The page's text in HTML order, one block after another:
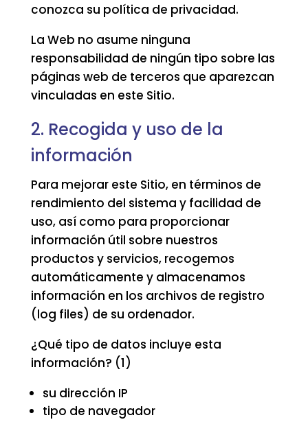
conozca su política de privacidad.
La Web no asume ninguna
responsabilidad de ningún tipo sobre las
páginas web de terceros que aparezcan
vinculadas en este Sitio.
2. Recogida y uso de la
información
Para mejorar este Sitio, en términos de
rendimiento del sistema y facilidad de
uso, así como para proporcionar
información útil sobre nuestros
productos y servicios, recogemos
automáticamente y almacenamos
información en los archivos de registro
(log files) de su ordenador.
¿Qué tipo de datos incluye esta
información? (1)
su dirección IP
tipo de navegador